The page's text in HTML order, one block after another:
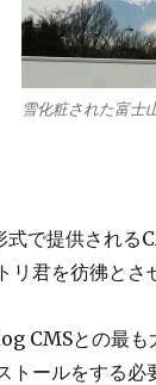
雪化粧された富士
で提供される
君を彷彿とさ
CMSとの最も
ールをする必